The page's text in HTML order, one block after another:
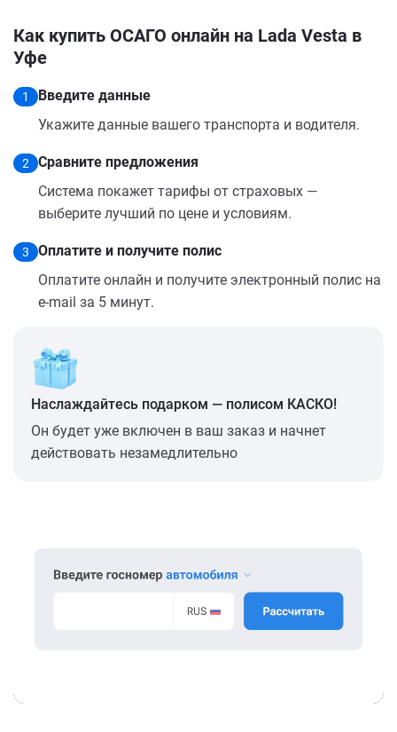
Как купить ОСАГО онлайн на Lada Vesta в
Уфе
1
Введите данные
Укажите данные вашего транспорта и водителя.
2
Сравните предложения
Система покажет тарифы от страховых —
выберите лучший по цене и условиям.
3
Оплатите и получите полис
Оплатите онлайн и получите электронный полис на
e-mail за 5 минут.
Наслаждайтесь подарком — полисом КАСКО!
Он будет уже включен в ваш заказ и начнет
действовать незамедлительно